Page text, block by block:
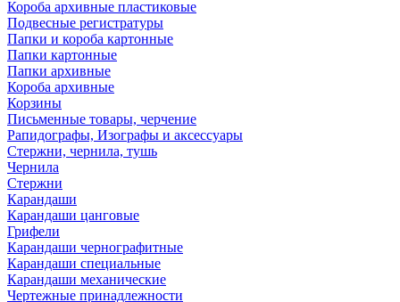
Короба архивные пластиковые
Подвесные регистратуры
Папки и короба картонные
Папки картонные
Папки архивные
Короба архивные
Корзины
Письменные товары, черчение
Рапидографы, Изографы и аксессуары
Стержни, чернила, тушь
Чернила
Стержни
Карандаши
Карандаши цанговые
Грифели
Карандаши чернографитные
Карандаши специальные
Карандаши механические
Чертежные принадлежности